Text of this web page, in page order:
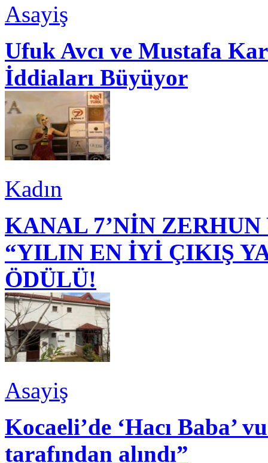
Asayiş
Ufuk Avcı ve Mustafa
İddiaları Büyüyor
Kadın
KANAL 7’NİN
“YILIN EN İYİ ÇIKIŞ
ÖDÜLÜ!
Asayiş
Kocaeli’de ‘Hacı Baba’
tarafından alındı”